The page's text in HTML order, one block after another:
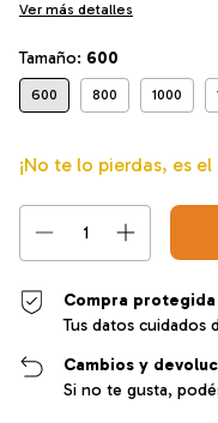
Ver más detalles
Tamaño: 600
600 800 1000
¡No te lo pierdas, es
Compra protegida
Tus datos cuidados
Cambios y
Si no te gusta,